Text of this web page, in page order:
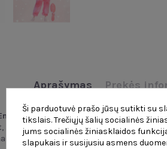
Aprašymas Prekės
kuri mėgaujasi savo mielu rožiniu
glamonėjant ir kuriant unikalias
ir žavingas stilius viename!
Ši parduotuvė prašo jūsų sutikti su
tikslais. Trečiųjų šalių socialinės
jums socialinės žiniasklaidos
slapukais ir susijusiu asmens